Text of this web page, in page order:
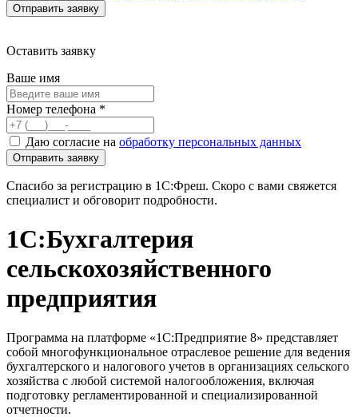
Оставить заявку
Ваше имя
Номер телефона *
Даю согласие на обработку персональных данных
Спасибо за регистрацию в 1С:Фреш. Скоро с вами свяжется
специалист и обговорит подробности.
1С:Бухгалтерия
сельскохозяйст­венного
предприятия
Программа на платформе «1С:Предприятие 8» представляет
собой многофункциональное отраслевое решение для ведения
бухгалтерского и налогового учетов в организациях сельского
хозяйства с любой системой налогообложения, включая
подготовку регламентированной и специализированной
отчетности.